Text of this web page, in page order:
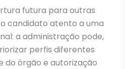
futura para outras
candidato atento a uma
a administração pode,
perfis diferentes
do órgão e autorização